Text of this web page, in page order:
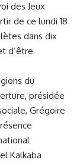
des Jeux
de ce lundi 18
dans⁣ dix
d’être
du
présidée
Grégoire
Kalkaba